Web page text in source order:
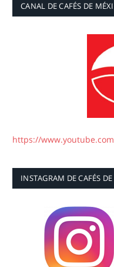
CANAL DE CAFÉS DE
https://
INSTAGRAM DE CAFÉS